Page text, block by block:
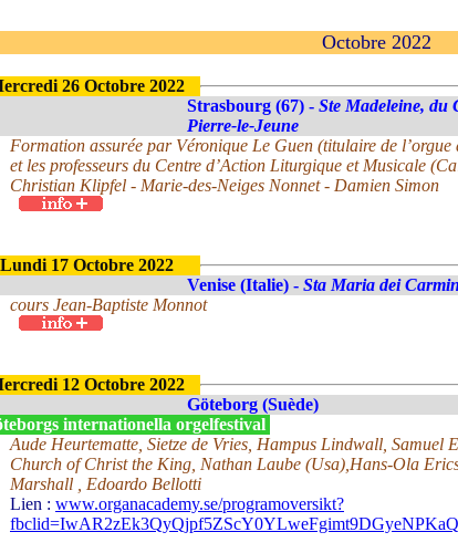
Octobre 2022
26 Octobre 2022
Strasbourg (67) - Ste Madeleine, du
Pierre-le-Jeune
Formation assurée par Véronique Le Guen (titulaire de l’orgue
et les professeurs du Centre d’Action Liturgique et Musicale
Christian Klipfel - Marie-des-Neiges Nonnet - Damien Simon
Lundi 17 Octobre 2022
Venise (Italie) - Sta Maria dei
cours Jean-Baptiste Monnot
12 Octobre 2022
Göteborg (Suède)
internationella orgelfestival
Aude Heurtematte, Sietze de Vries, Hampus Lindwall,
Church of Christ the King, Nathan Laube (Usa),Hans-Ola
Marshall , Edoardo Bellotti
Lien : www.organacademy.se/programoversikt?